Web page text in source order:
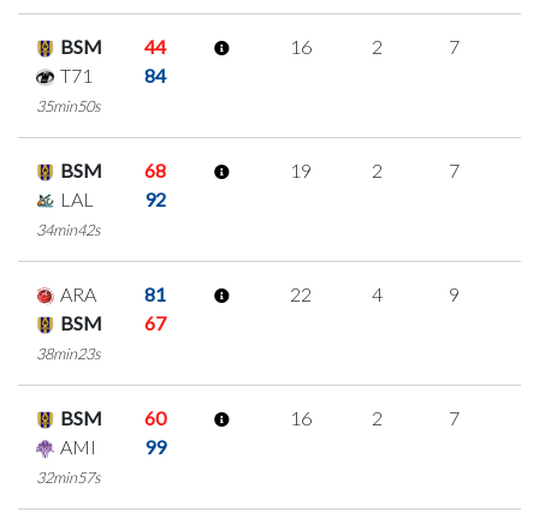
BSM
44
T71
84
35min50s
16 2 7
BSM
68
LAL
92
34min42s
19 2 7
ARA
81
BSM
67
38min23s
22 4 9
BSM
60
AMI
99
32min57s
16 2 7